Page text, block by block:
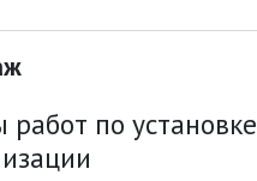
работ по установке